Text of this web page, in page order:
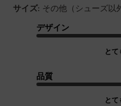
サイズ: その他（シューズ以
デザイン
とて
品質
とて